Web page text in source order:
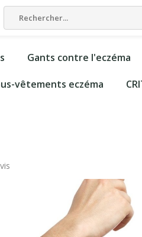
Gants contre l'eczéma
vêtements eczéma